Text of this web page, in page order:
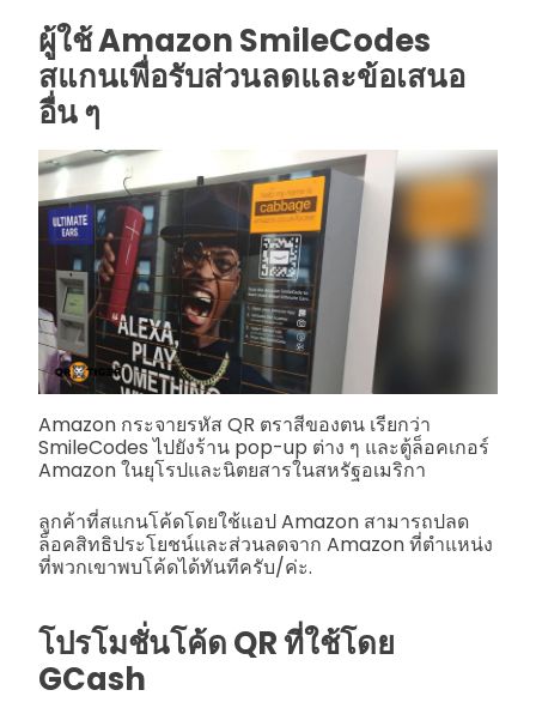
ผู้ใช้ Amazon SmileCodes
สแกนเพื่อรับส่วนลดและข้อเสนอ
อื่น ๆ
Amazon กระจายรหัส QR ตราสีของตน เรียกว่า
SmileCodes ไปยังร้าน pop-up ต่าง ๆ และตู้ล็อคเกอร์
Amazon ในยุโรปและนิตยสารในสหรัฐอเมริกา
ลูกค้าที่สแกนโค้ดโดยใช้แอป Amazon สามารถปลด
ล็อคสิทธิประโยชน์และส่วนลดจาก Amazon ที่ตำแหน่ง
ที่พวกเขาพบโค้ดได้ทันทีครับ/ค่ะ.
โปรโมชั่นโค้ด QR ที่ใช้โดย
GCash